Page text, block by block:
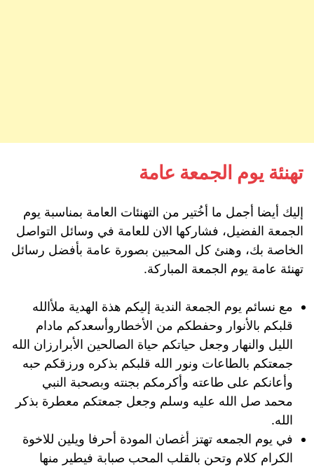
تهنئة يوم الجمعة عامة
إليك أيضا أجمل ما أخُتير من التهنئات العامة بمناسبة يوم
الجمعة الفضيل، فشاركها الان للعامة في وسائل التواصل
الخاصة بك، وهنئ كل المحبين بصورة عامة بأفضل رسائل
تهنئة عامة يوم الجمعة المباركة.
مع نسائم يوم الجمعة الندية إليكم هذة الهدية ملأالله
قلبكم بالأنوار وحفطكم من الأخطاروأسعدكم مادام
الليل والنهار وجعل حياتكم حياة الصالحين الأبرارزان الله
جمعتكم بالطاعات ونور الله قلبكم بذكره ورزقكم حبه
وأعانكم على طاعته وأكرمكم بجنته وبصحبة النبي
محمد صل الله عليه وسلم وجعل جمعتكم معطرة بذكر
الله.
في يوم الجمعه تهتز أغصان المودة أحرفا ويلين للاخوة
الكرام كلام وتحن بالقلب المحب صبابة فيطير منها